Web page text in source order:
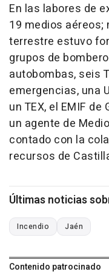
En las labores de
19 medios
terrestre estuvo
grupos de
autobombas, seis
emergencias, una
un TEX, el EMIF
un agente de
contado con la
recursos de
Últimas noticias
Incendio Jaén
Contenido patrocinado